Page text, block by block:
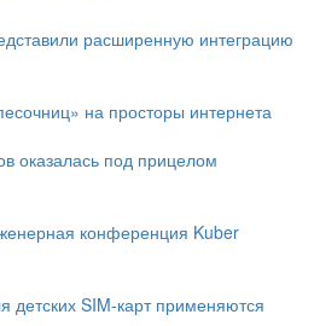
расширенную интеграцию
на просторы интернета
оказалась под прицелом
конференция Kuber
SIM-карт применяются